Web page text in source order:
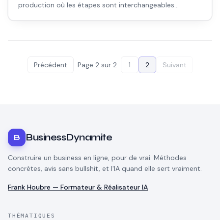
production où les étapes sont interchangeables
Précédent Page 2sur 2 1 2 Suivant
B BusinessDynamite
Construire un business en ligne, pour de vrai. Méthodes
concrètes, avis sans bullshit, et l'IA quand elle sert vraiment.
Frank Houbre — Formateur & Réalisateur IA
THÉMATIQUES